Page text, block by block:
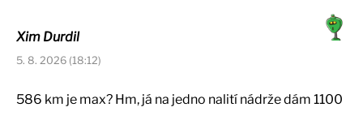
Xim Durdil
5. 8. 2026 (18:12)
586 km je max? Hm, já na jedno nalití nádrže dám 1100